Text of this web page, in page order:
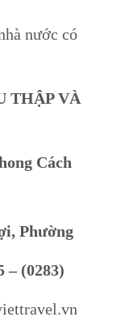
nước có
THẬP VÀ
Cách
Phường
– (0283)